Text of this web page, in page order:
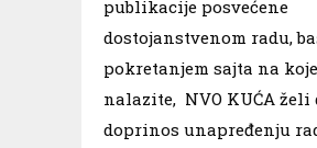
publikacije posvećene
dostojanstvenom radu,
pokretanjem sajta na
nalazite, NVO KUĆA želi
doprinos unapređenju